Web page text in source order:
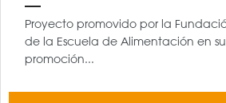
Proyecto promovido por la
de la Escuela de Alimentación en
promoción...